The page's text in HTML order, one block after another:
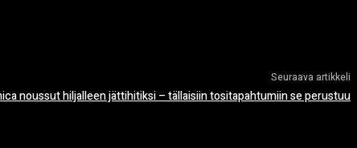
Seuraava artikkeli
noussut hiljalleen jättihitiksi – tällaisiin tositapahtumiin se perustuu